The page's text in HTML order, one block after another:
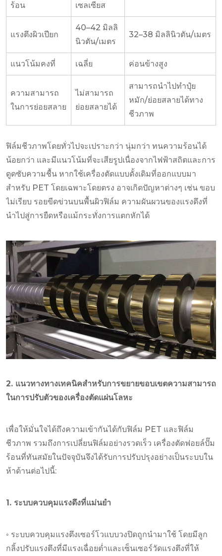
ร้อน
เซลเซียส
แรงตึงผิวเปียก
40–42 มิลลิ
นิวตัน/เมตร
32–38 มิลลินิวตัน/เมตร
แนวโน้มคงที่ เฉลี่ย ค่อนข้างสูง
ความสามารถ
ในการย่อยสลาย
ไม่สามารถ
ย่อยสลายได้
สามารถนำไปทำปุ๋ย
หมัก/ย่อยสลายได้ทาง
ชีวภาพ
ฟิล์มชีวภาพโดยทั่วไปจะเปราะกว่า นุ่มกว่า ทนความร้อนได้
น้อยกว่า และมีแนวโน้มที่จะเสียรูปเนื่องจากไฟฟ้าสถิตและการ
ดูดซับความชื้น หากใช้เครื่องตัดแบบดั้งเดิมที่ออกแบบมา
สำหรับ PET โดยเฉพาะโดยตรง อาจเกิดปัญหาต่างๆ เช่น ขอบ
ไม่เรียบ รอยขีดข่วนบนพื้นผิวฟิล์ม ความผันผวนของแรงดึงที่
นำไปสู่การยืดหรือแม้กระทั่งการแตกหักได้
2. แนวทางทางเทคนิคสำหรับการขยายขอบเขตความสามารถ
ในการปรับตัวของเครื่องตัดแผ่นโลหะ
เพื่อให้มั่นใจได้ถึงความเข้ากันได้กับฟิล์ม PET และฟิล์ม
ชีวภาพ รวมถึงการเปลี่ยนฟิล์มอย่างรวดเร็ว เครื่องตัดฟอยล์ปั๊ม
ร้อนที่ทันสมัยในปัจจุบันจึงได้รับการปรับปรุงอย่างเป็นระบบใน
ห้าด้านต่อไปนี้:
1. ระบบควบคุมแรงดึงที่แม่นยำ
◦ ระบบควบคุมแรงตึงเซอร์โวแบบวงปิดถูกนำมาใช้ โดยมีลูก
กลิ้งปรับแรงตึงที่มีแรงเฉื่อยต่ำและเซ็นเซอร์วัดแรงตึงที่ให้